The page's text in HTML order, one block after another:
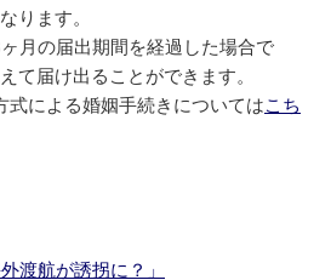
ります。
ヶ月の届出期間を経過した場合で
て届け出ることができます。
式による婚姻手続きについてはこち
渡航が誘拐に？」